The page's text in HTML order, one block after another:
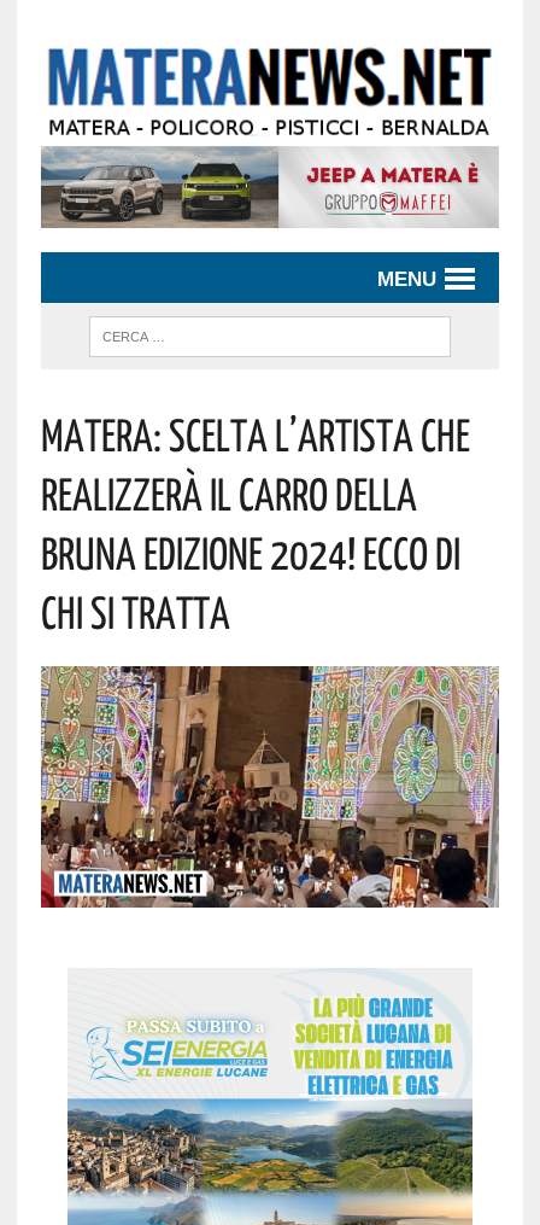
MENU
Matera: Scelta L’artista Che
Realizzerà Il Carro Della
Bruna Edizione 2024! Ecco Di
Chi Si Tratta